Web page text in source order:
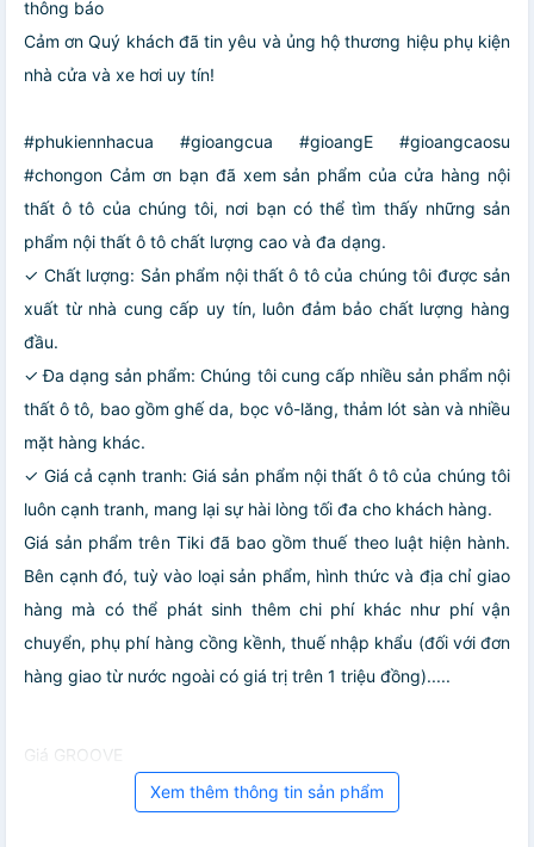
thông báo
Cảm ơn Quý khách đã tin yêu và ủng hộ thương hiệu phụ kiện
nhà cửa và xe hơi uy tín!
#phukiennhacua #gioangcua #gioangE #gioangcaosu
#chongon Cảm ơn bạn đã xem sản phẩm của cửa hàng nội
thất ô tô của chúng tôi, nơi bạn có thể tìm thấy những sản
phẩm nội thất ô tô chất lượng cao và đa dạng.
✓ Chất lượng: Sản phẩm nội thất ô tô của chúng tôi được sản
xuất từ nhà cung cấp uy tín, luôn đảm bảo chất lượng hàng
đầu.
✓ Đa dạng sản phẩm: Chúng tôi cung cấp nhiều sản phẩm nội
thất ô tô, bao gồm ghế da, bọc vô-lăng, thảm lót sàn và nhiều
mặt hàng khác.
✓ Giá cả cạnh tranh: Giá sản phẩm nội thất ô tô của chúng tôi
luôn cạnh tranh, mang lại sự hài lòng tối đa cho khách hàng.
Giá sản phẩm trên Tiki đã bao gồm thuế theo luật hiện hành.
Bên cạnh đó, tuỳ vào loại sản phẩm, hình thức và địa chỉ giao
hàng mà có thể phát sinh thêm chi phí khác như phí vận
chuyển, phụ phí hàng cồng kềnh, thuế nhập khẩu (đối với đơn
hàng giao từ nước ngoài có giá trị trên 1 triệu đồng).....
Giá GROOVE
Xem thêm thông tin sản phẩm